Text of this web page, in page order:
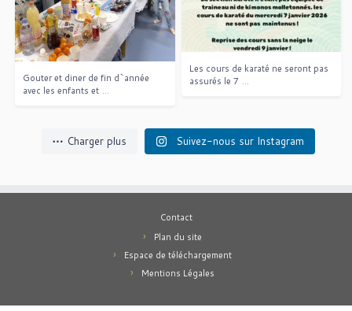
Les cours de karaté ne seront pas
assurés le 7 ...
Gouter et diner de fin d`année
avec les enfants et ...
Charger plus Suivez-nous sur Instagram
Contact
Plan du site
Espace de téléchargement
Mentions Légales